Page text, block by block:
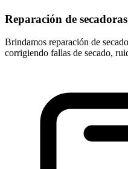
Reparación de
Brindamos reparación de
corrigiendo fallas de secado,